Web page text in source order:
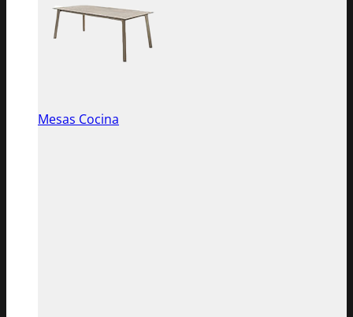
Mesas Cocina